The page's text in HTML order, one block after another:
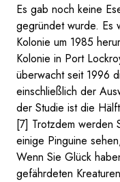
Es gab noch keine
gegründet wurde. Es
Kolonie um 1985
Kolonie in Port
überwacht seit 1996
einschließlich der
der Studie ist die
[7] Trotzdem werden
einige Pinguine
Wenn Sie Glück
gefährdeten